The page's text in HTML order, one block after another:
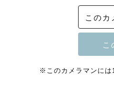
SNS総フォロワー ３万人
多数有名メディアへの掲載
このカ
※このカメラマンには